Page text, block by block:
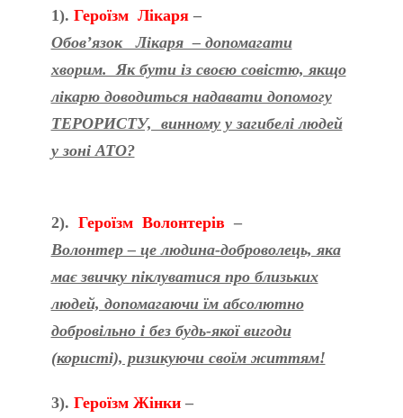
1). Героїзм Лікаря–
Обов’язок Лікаря – допомагати
хворим. Як бути із своєю совістю, якщо
лікарю доводиться надавати допомогу
ТЕРОРИСТУ, винному у загибелі людей
у зоні АТО?
2). Героїзм Волонтерів–
Волонтер – це людина-доброволець, яка
має звичку піклуватися про близьких
людей, допомагаючи їм абсолютно
добровільно і без будь-якої вигоди
(користі), ризикуючи своїм життям!
3). Героїзм Жінки–